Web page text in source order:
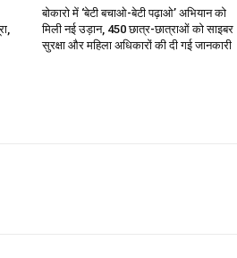
बोकारो में ‘बेटी बचाओ-बेटी पढ़ाओ’ अभियान को
मिली नई उड़ान, 450 छात्र-छात्राओं को साइबर
सुरक्षा और महिला अधिकारों की दी गई जानकारी